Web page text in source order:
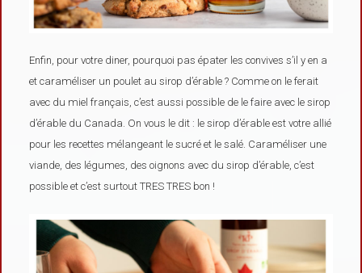
Enfin, pour votre diner, pourquoi pas épater les convives s’il y en a
et caraméliser un poulet au sirop d’érable ? Comme on le ferait
avec du miel français, c’est aussi possible de le faire avec le sirop
d’érable du Canada. On vous le dit : le sirop d’érable est votre allié
pour les recettes mélangeant le sucré et le salé. Caraméliser une
viande, des légumes, des oignons avec du sirop d’érable, c’est
possible et c’est surtout TRES TRES bon !